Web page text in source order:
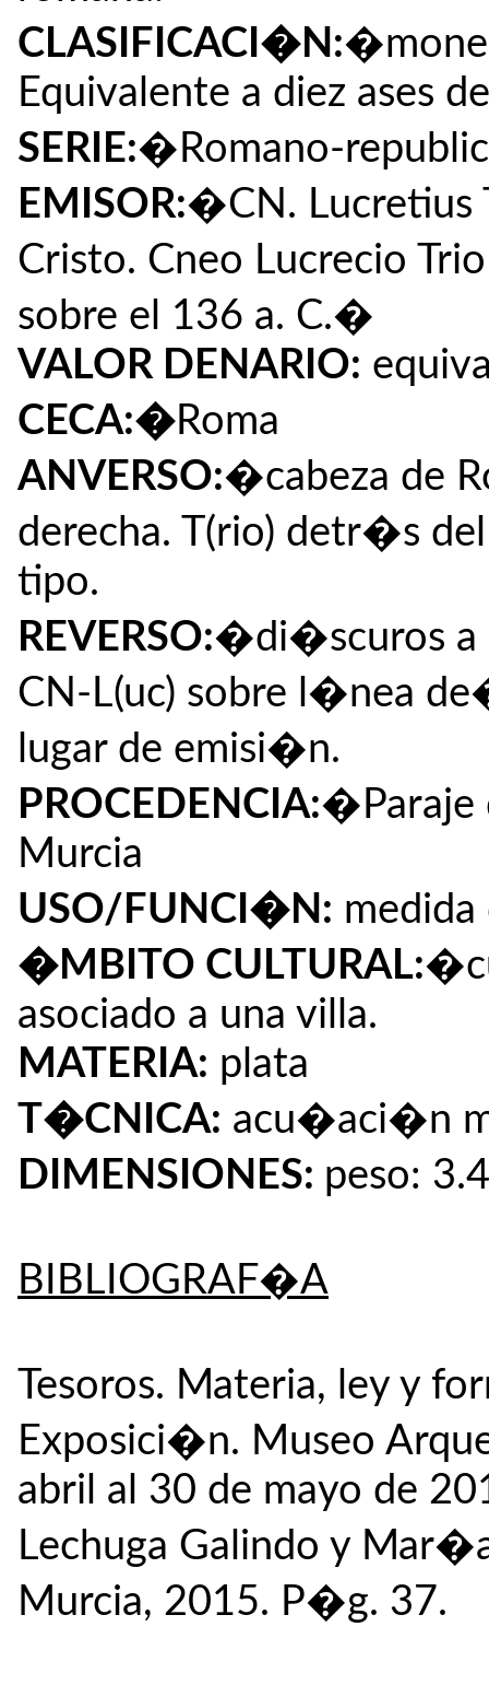
CLASIFICACI�N:
Equivalente a diez ases
SERIE:�Romano-
EMISOR:�CN. Lucretius
Cristo. Cneo Lucrecio
sobre el 136 a. C.�
VALOR DENARIO:
CECA:�Roma
ANVERSO:�cabeza de
derecha. T(rio) detr�s
tipo.
REVERSO:�di�scuros a
CN-L(uc) sobre l�nea
lugar de emisi�n.
PROCEDENCIA:�Paraje
Murcia
USO/FUNCI�N: medida
�MBITO CULTURAL:
asociado a una villa.
MATERIA: plata
T�CNICA: acu�aci�n
DIMENSIONES: peso:
BIBLIOGRAF�A
Tesoros. Materia, ley y
Exposici�n. Museo
abril al 30 de mayo de
Lechuga Galindo y
Murcia, 2015. P�g. 37.